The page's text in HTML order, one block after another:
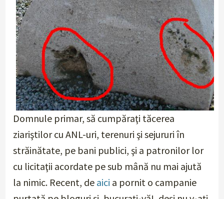
Domnule primar, să cumpăraţi tăcerea
ziariştilor cu ANL-uri, terenuri şi sejururi în
străinătate, pe bani publici, şi a patronilor lor
cu licitaţii acordate pe sub mână nu mai ajută
la nimic. Recent, de aici a pornit o campanie